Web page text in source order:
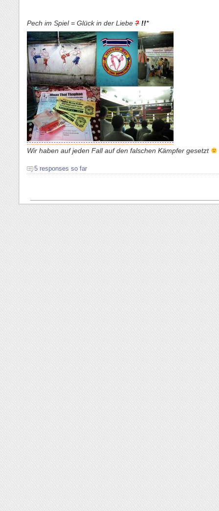
Pech im Spiel = Glück in der Liebe ? !!*
Wir haben auf jeden Fall auf den falschen Kämpfer gesetzt
5 responses so far